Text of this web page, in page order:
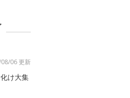
06 更新
け大集